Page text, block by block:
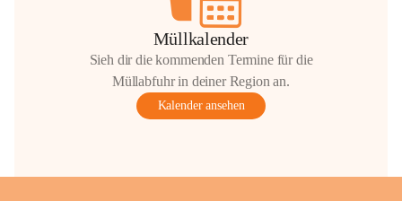
Müllkalender
Sieh dir die kommenden Termine für die
Müllabfuhr in deiner Region an.
Kalender ansehen